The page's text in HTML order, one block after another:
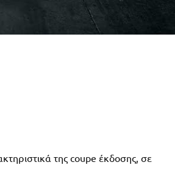
της coupe έκδοσης, σε